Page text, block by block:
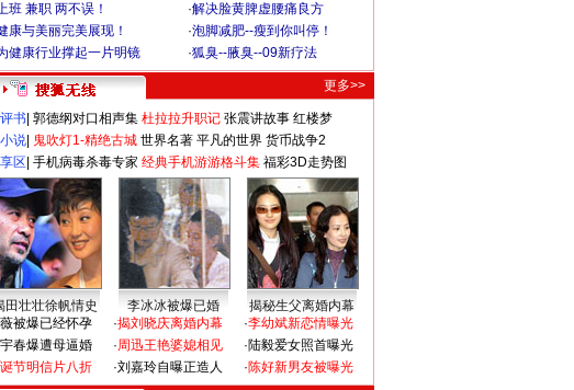
班 兼职 两不误！ ·解决脸黄脾虚腰痛良方
康与美丽完美展现！ ·泡脚减肥--瘦到你叫停！
健康行业撑起一片明镜 ·狐臭--腋臭--09新疗法
更多>>
书 郭德纲对口相声集 杜拉拉升职记 张震讲故事 红楼梦
说 鬼吹灯1-精绝古城 世界名著 平凡的世界 货币战争2
区 手机病毒杀毒专家 经典手机游游格斗集 福彩3D走势图
田壮壮徐帆情史 李冰冰被爆已婚
揭秘生父离婚内幕
被爆已经怀孕
春爆遭母逼婚
节明信片八折
·揭刘晓庆离婚内幕
·周迅王艳婆媳相见
·刘嘉玲自曝正造人
·李幼斌新恋情曝光
·陆毅爱女照首曝光
·陈好新男友被曝光